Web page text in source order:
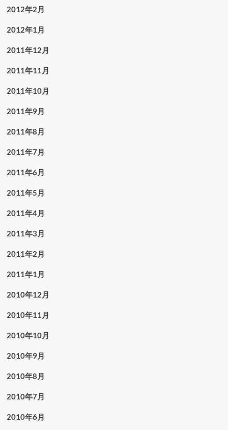
2012年2月
2012年1月
2011年12月
2011年11月
2011年10月
2011年9月
2011年8月
2011年7月
2011年6月
2011年5月
2011年4月
2011年3月
2011年2月
2011年1月
2010年12月
2010年11月
2010年10月
2010年9月
2010年8月
2010年7月
2010年6月